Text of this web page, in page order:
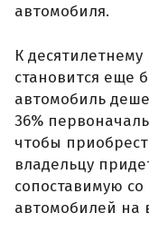
автомобиля.
К
становится еще
автомобиль
36%
чтобы
владельцу
сопоставимую
автомобилей на